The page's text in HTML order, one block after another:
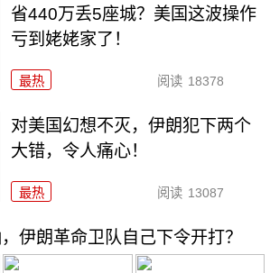
省440万丢5座城？美国这波操作
亏到姥姥家了！
最热 阅读 18378
对美国幻想不灭，伊朗犯下两个
大错，令人痛心！
最热 阅读 13087
伊朗革命卫队自己下令开打？